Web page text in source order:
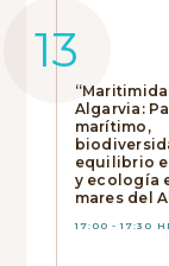
Algarvia:
marítimo,
equilibrio
y ecología
mares del
17:00 - 17:30